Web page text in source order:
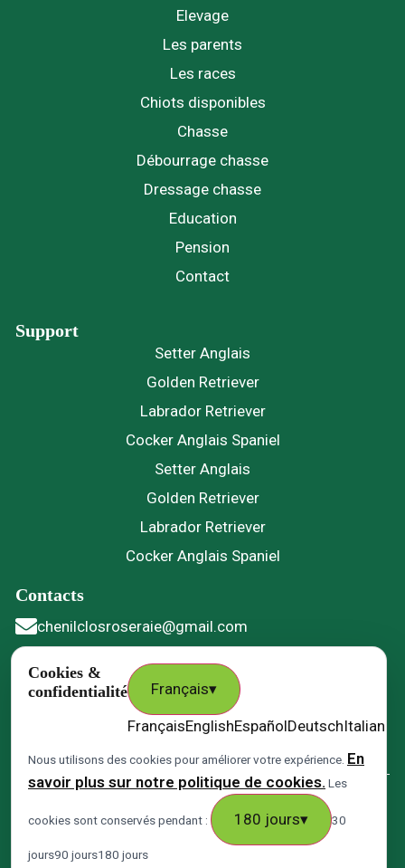
Elevage
Les parents
Les races
Chiots disponibles
Chasse
Débourrage chasse
Dressage chasse
Education
Pension
Contact
Support
Setter Anglais
Golden Retriever
Labrador Retriever
Cocker Anglais Spaniel
Setter Anglais
Golden Retriever
Labrador Retriever
Cocker Anglais Spaniel
Contacts
chenilclosroseraie@gmail.com
06 49 30 97 21
21, Rue de la Coquerie 59310 Nomain
chenilduclosdelaroseraie
Fiche établissement Google
Politique de confidentialité
Politique de cookies
AccessibilitéPlan de siteFlux RSS
Cookies &
confidentialité
Français▾
FrançaisEnglishEspañolDeutschItaliano
Nous utilisons des cookies pour améliorer votre expérience. En
savoir plus sur notre politique de cookies. Les
cookies sont conservés pendant : 180 jours▾ 30
jours90 jours180 jours